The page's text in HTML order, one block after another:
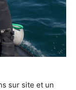
sur site et un